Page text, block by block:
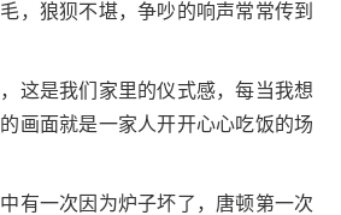
，狼狈不堪，争吵的响声常常传到
这是我们家里的仪式感，每当我想
画面就是一家人开开心心吃饭的场
有一次因为炉子坏了，唐顿第一次